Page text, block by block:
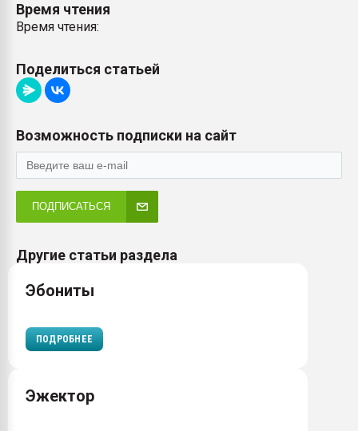
Время чтения
Время чтения:
Поделиться статьей
Возможность подписки на сайт
ПОДПИСАТЬСЯ
Другие статьи раздела
Эбониты
ПОДРОБНЕЕ
Эжектор